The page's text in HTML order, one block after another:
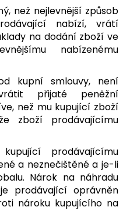
než nejlevnější způsob
nabízí, vrátí
na dodání zboží ve
nabízenému
kupní smlouvy, není
přijaté peněžní
než mu kupující zboží
zboží prodávajícímu
prodávajícímu
a neznečištěné a je-li
Nárok na náhradu
prodávající oprávněn
nároku kupujícího na